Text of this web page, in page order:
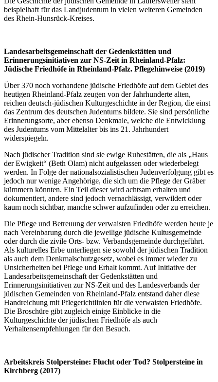
beispielhaft für das Landjudentum in vielen weiteren Gemeinden
des Rhein-Hunsrück-Kreises.
Landesarbeitsgemeinschaft der Gedenkstätten und
Erinnerungsinitiativen zur NS-Zeit in Rheinland-Pfalz:
Jüdische Friedhöfe in Rheinland-Pfalz. Pflegehinweise (2019)
Über 370 noch vorhandene jüdische Friedhöfe auf dem Gebiet des
heutigen Rheinland-Pfalz zeugen von der Jahrhunderte alten,
reichen deutsch-jüdischen Kulturgeschichte in der Region, die einst
das Zentrum des deutschen Judentums bildete. Sie sind persönliche
Erinnerungsorte, aber ebenso Denkmale, welche die Entwicklung
des Judentums vom Mittelalter bis ins 21. Jahrhundert
widerspiegeln.
Nach jüdischer Tradition sind sie ewige Ruhestätten, die als „Haus
der Ewigkeit“ (Beth Olam) nicht aufgelassen oder wiederbelegt
werden. In Folge der nationalsozialistischen Judenverfolgung gibt es
jedoch nur wenige Angehörige, die sich um die Pflege der Gräber
kümmern könnten. Ein Teil dieser wird achtsam erhalten und
dokumentiert, andere sind jedoch vernachlässigt, verwildert oder
kaum noch sichtbar, manche schwer aufzufinden oder zu erreichen.
Die Pflege und Betreuung der verwaisten Friedhöfe werden heute je
nach Vereinbarung durch die jeweilige jüdische Kultusgemeinde
oder durch die zivile Orts- bzw. Verbandsgemeinde durchgeführt.
Als kulturelles Erbe unterliegen sie sowohl der jüdischen Tradition
als auch dem Denkmalschutzgesetz, wobei es immer wieder zu
Unsicherheiten bei Pflege und Erhalt kommt. Auf Initiative der
Landesarbeitsgemeinschaft der Gedenkstätten und
Erinnerungsinitiativen zur NS-Zeit und des Landesverbands der
jüdischen Gemeinden von Rheinland-Pfalz entstand daher diese
Handreichung mit Pflegerichtlinien für die verwaisten Friedhöfe.
Die Broschüre gibt zugleich einige Einblicke in die
Kulturgeschichte der jüdischen Friedhöfe als auch
Verhaltensempfehlungen für den Besuch.
Arbeitskreis Stolpersteine: Flucht oder Tod? Stolpersteine in
Kirchberg (2017)